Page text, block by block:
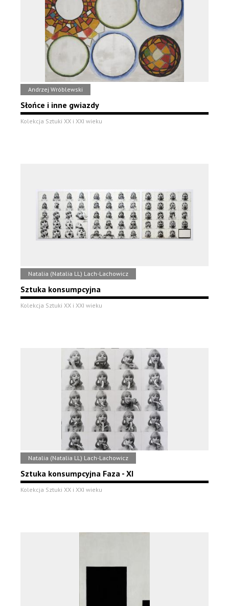
Andrzej Wróblewski
Słońce i inne gwiazdy
Kolekcja Sztuki XX i XXI wieku
Natalia (Natalia LL) Lach-Lachowicz
Sztuka konsumpcyjna
Kolekcja Sztuki XX i XXI wieku
Natalia (Natalia LL) Lach-Lachowicz
Sztuka konsumpcyjna Faza - XI
Kolekcja Sztuki XX i XXI wieku